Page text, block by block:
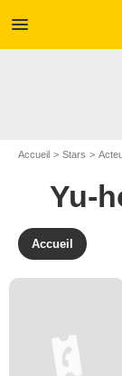
menu
Accueil Stars
Yu-
Accueil